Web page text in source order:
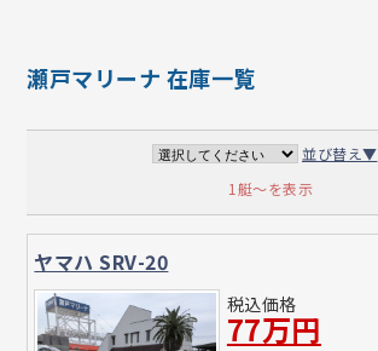
瀬戸マリーナ 在庫一覧
並び替え▼
1艇～を表示
ヤマハ SRV-20
税込価格
77万円